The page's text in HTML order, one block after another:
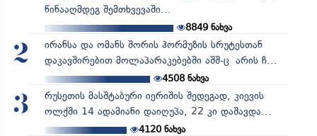
წინააღმდეგ შემთხვევაში...
8849 ნახვა
2
ირანსა და ომანს შორის ჰორმუზის სრუტესთან
დაკავშირებით მოლაპარაკებებში აშშ-ც არის ჩ...
4508ნახვა
3
რუსეთის მასშტაბური იერიშის შედეგად, კიევის
ოლქში 14 ადამიანი დაიღუპა, 22 კი დაშავდა...
4120ნახვა